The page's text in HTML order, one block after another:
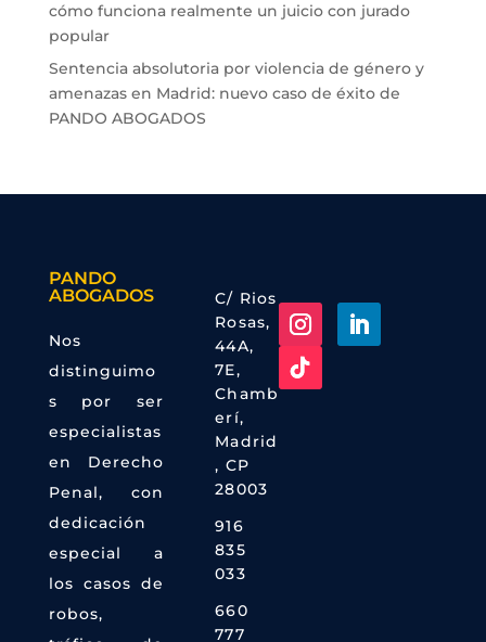
cómo funciona realmente un juicio con jurado
popular
Sentencia absolutoria por violencia de género y
amenazas en Madrid: nuevo caso de éxito de
PANDO ABOGADOS
PANDO
ABOGADOS
Nos
distinguimo
s por ser
especialistas
en Derecho
Penal, con
dedicación
especial a
los casos de
robos,
C/ Rios
Rosas,
44A,
7E,
Chamb
erí,
Madrid
, CP
28003
916
835
033
660
777